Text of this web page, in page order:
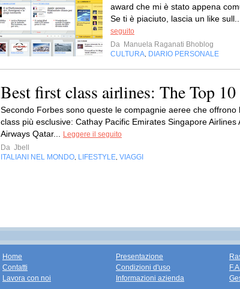
award che mi è stato appena
Se ti è piaciuto, lascia un like sull...
seguito
Da Manuela Raganati Bhoblog
CULTURA DIARIO PERSONALE
Best first class airlines: The Top 10
Secondo Forbes sono queste le compagnie aeree che offrono
class più esclusive: Cathay Pacific Emirates Singapore Airlines
Airways Qatar...
Leggere il seguito
Da Jbell
ITALIANI NEL MONDO LIFESTYLE VIAGGI
Home
Contatti
Lavora con noi
Presentazione
Condizioni d'uso
Informazioni azienda